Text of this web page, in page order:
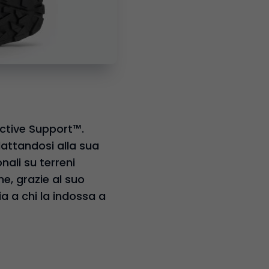
Support™.
alla sua
su terreni
grazie al suo
a chi la indossa a